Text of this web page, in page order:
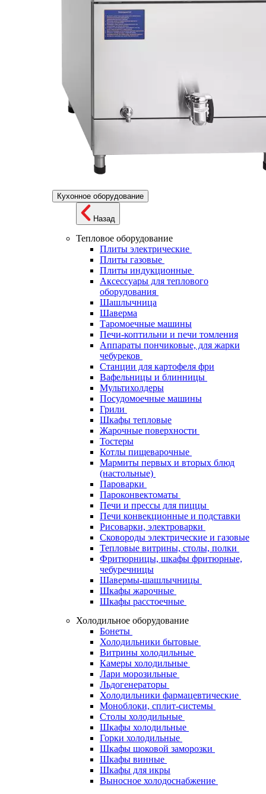
Кухонное оборудование
Назад
Тепловое оборудование
Плиты электрические
Плиты газовые
Плиты индукционные
Аксессуары для теплового
оборудования
Шашлычница
Шаверма
Таромоечные машины
Печи-коптильни и печи томления
Аппараты пончиковые, для жарки
чебуреков
Станции для картофеля фри
Вафельницы и блинницы
Мультихолдеры
Посудомоечные машины
Грили
Шкафы тепловые
Жарочные поверхности
Тостеры
Котлы пищеварочные
Мармиты первых и вторых блюд
(настольные)
Пароварки
Пароконвектоматы
Печи и прессы для пиццы
Печи конвекционные и подставки
Рисоварки, электроварки
Сковороды электрические и газовые
Тепловые витрины, столы, полки
Фритюрницы, шкафы фритюрные,
чебуречницы
Шавермы-шашлычницы
Шкафы жарочные
Шкафы расстоечные
Холодильное оборудование
Бонеты
Холодильники бытовые
Витрины холодильные
Камеры холодильные
Лари морозильные
Льдогенераторы
Холодильники фармацевтические
Моноблоки, сплит-системы
Столы холодильные
Шкафы холодильные
Горки холодильные
Шкафы шоковой заморозки
Шкафы винные
Шкафы для икры
Выносное холодоснабжение